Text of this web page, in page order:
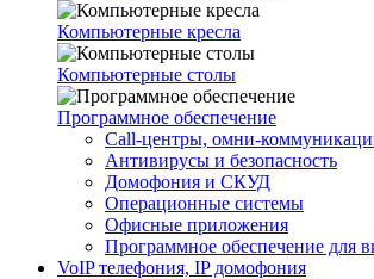
Компьютерные кресла
Компьютерные столы
Программное обеспечение
Call-центры, омни-
Антивирусы и безопасность
Домофония и СКУД
Операционные системы
Офисные приложения
Программное обеспечение для
VoIP телефония, IP домофония